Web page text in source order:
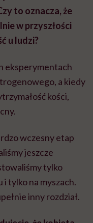
to oznacza, że
w przyszłości
u ludzi?
eksperymentach
a kiedy
kości,
wczesny etap
jeszcze
tylko
tylko na myszach.
inny rozdział.